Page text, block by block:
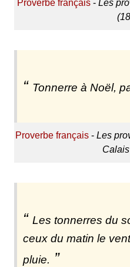
Proverbe français -Les
Tonnerre à Noël,
Proverbe français- Les
Les tonnerres du
ceux du matin le
pluie.